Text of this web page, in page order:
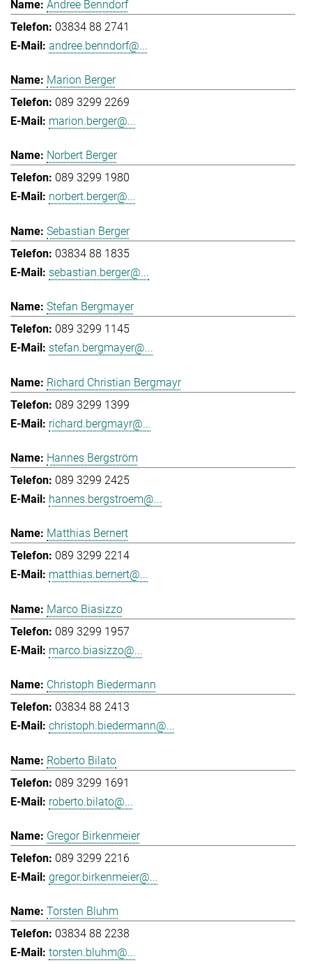
Andree Benndorf
03834 88 2741
andree.benndorf@...
Marion Berger
089 3299 2269
marion.berger@...
Norbert Berger
089 3299 1980
norbert.berger@...
Sebastian Berger
03834 88 1835
sebastian.berger@...
Stefan Bergmayer
089 3299 1145
stefan.bergmayer@...
Richard Christian Bergmayr
089 3299 1399
richard.bergmayr@...
Hannes Bergström
089 3299 2425
hannes.bergstroem@...
Matthias Bernert
089 3299 2214
matthias.bernert@...
Marco Biasizzo
089 3299 1957
marco.biasizzo@...
Christoph Biedermann
03834 88 2413
christoph.biedermann@...
Roberto Bilato
089 3299 1691
roberto.bilato@...
Gregor Birkenmeier
089 3299 2216
gregor.birkenmeier@...
Torsten Bluhm
03834 88 2238
torsten.bluhm@...